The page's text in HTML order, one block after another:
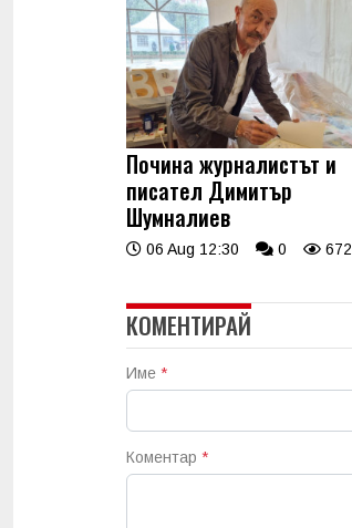
Почина журналистът и
писател Димитър
Шумналиев
06 Aug 12:30 0 672
КОМЕНТИРАЙ
Име *
Коментар *